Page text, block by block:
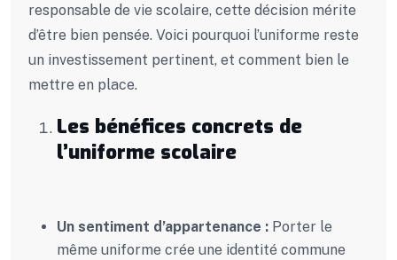
responsable de vie scolaire, cette décision mérite
d’être bien pensée. Voici pourquoi l’uniforme reste
un investissement pertinent, et comment bien le
mettre en place.
Les bénéfices concrets de
l’uniforme scolaire
Un sentiment d’appartenance : Porter le
même uniforme crée une identité commune